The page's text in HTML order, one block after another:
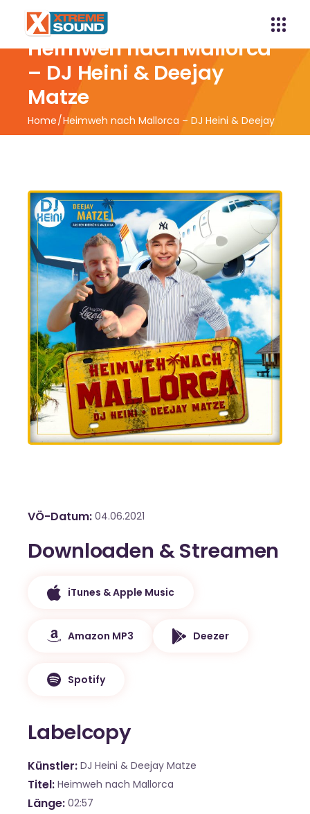
Heimweh nach Mallorca
– DJ Heini & Deejay
Matze
Home Heimweh nach Mallorca – DJ Heini & Deejay
Matze
VÖ-Datum 04.06.2021
Downloaden & Streamen
iTunes & Apple Music
Amazon MP3 Deezer
Spotify
Labelcopy
Künstler DJ Heini & Deejay Matze
Titel Heimweh nach Mallorca
Länge 02:57